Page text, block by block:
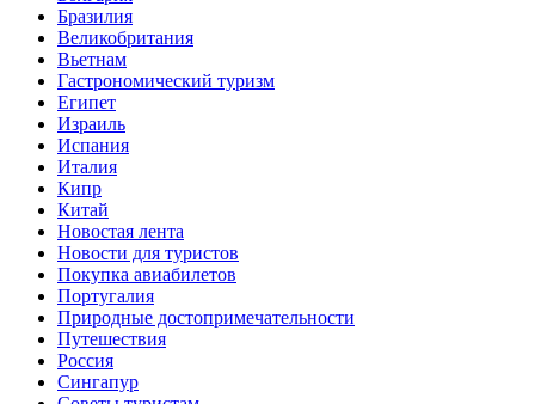
Бразилия
Великобритания
Вьетнам
Гастрономический туризм
Египет
Израиль
Испания
Италия
Кипр
Китай
Новостая лента
Новости для туристов
Покупка авиабилетов
Португалия
Природные достопримечательности
Путешествия
Россия
Сингапур